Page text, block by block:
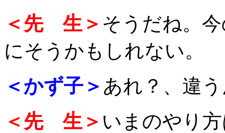
＜先 生＞ そうだね。
にそうかもしれない。
＜かず子＞ あれ？、違
＜先 生＞ いまのやり